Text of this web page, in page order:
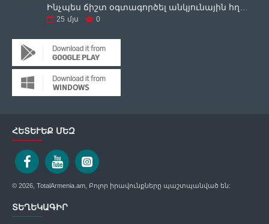
25 մյս 0
ՀԵՏԵՒԵՔ ՄԵԶ
© 2026, TotalArmenia.am, Բոլոր իրավունքները պաշտպանված են:
ՏԵՂԵԿԱԳԻՐ